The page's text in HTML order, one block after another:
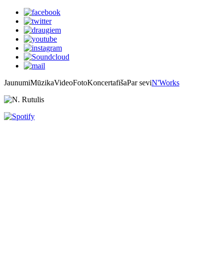
JaunumiMūzikaVideoFotoKoncertafišaPar seviN'Works